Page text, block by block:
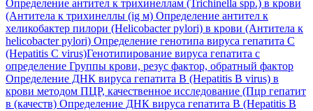
Определение антител к трихинеллам (Trichinella spp.) в крови
(Антитела к трихинеллы (ig м) Определение антител к
хеликобактер пилори (Helicobacter pylori) в крови (Антитела к
helicobacter pylori) Определение генотипа вируса гепатита C
(Hepatitis C virus)Генотипирование вируса гепатита с
определение Группы крови, резус фактор, обратный фактор
Определение ДНК вируса гепатита B (Hepatitis B virus) в
крови методом ПЦР, качественное исследование (Пцр гепатит
в (качеств) Определение ДНК вируса гепатита B (Hepatitis B